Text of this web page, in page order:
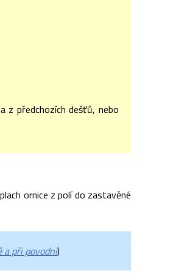
z předchozích dešťů, nebo
ornice z polí do zastavěné
a při povodni)